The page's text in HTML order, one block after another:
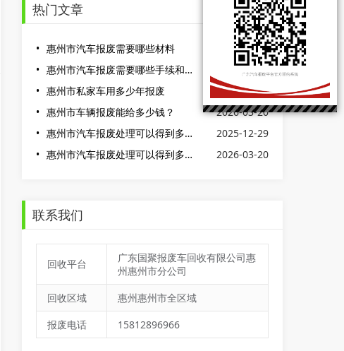
热门文章
惠州市汽车报废需要哪些材料
2026-05-16
惠州市汽车报废需要哪些手续和费用
2025-02-23
惠州市私家车用多少年报废
2026-03-20
惠州市车辆报废能给多少钱？
2026-03-20
惠州市汽车报废处理可以得到多少钱
2025-12-29
惠州市汽车报废处理可以得到多少钱
2026-03-20
联系我们
回收平台
广东国聚报废车回收有限公司惠
州惠州市分公司
回收区域
惠州惠州市全区域
报废电话
15812896966